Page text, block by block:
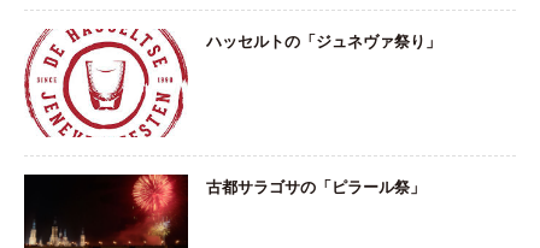
ハッセルトの「ジュネヴァ祭り」
古都サラゴサの「ピラール祭」